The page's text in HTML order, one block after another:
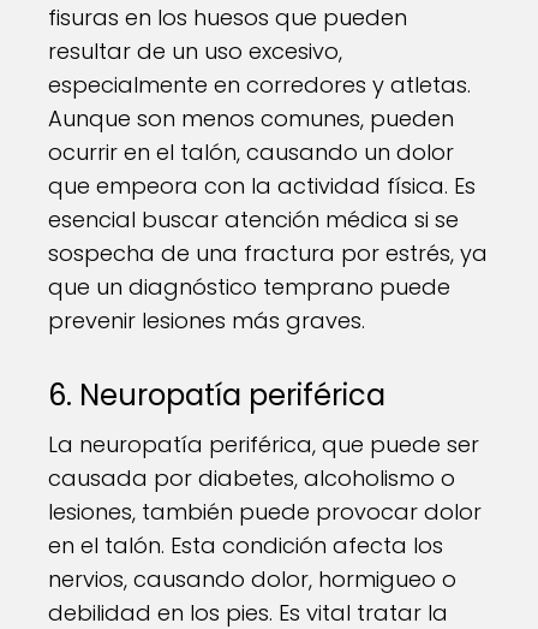
fisuras en los huesos que pueden
resultar de un uso excesivo,
especialmente en corredores y atletas.
Aunque son menos comunes, pueden
ocurrir en el talón, causando un dolor
que empeora con la actividad física. Es
esencial buscar atención médica si se
sospecha de una fractura por estrés, ya
que un diagnóstico temprano puede
prevenir lesiones más graves.
6. Neuropatía periférica
La neuropatía periférica, que puede ser
causada por diabetes, alcoholismo o
lesiones, también puede provocar dolor
en el talón. Esta condición afecta los
nervios, causando dolor, hormigueo o
debilidad en los pies. Es vital tratar la